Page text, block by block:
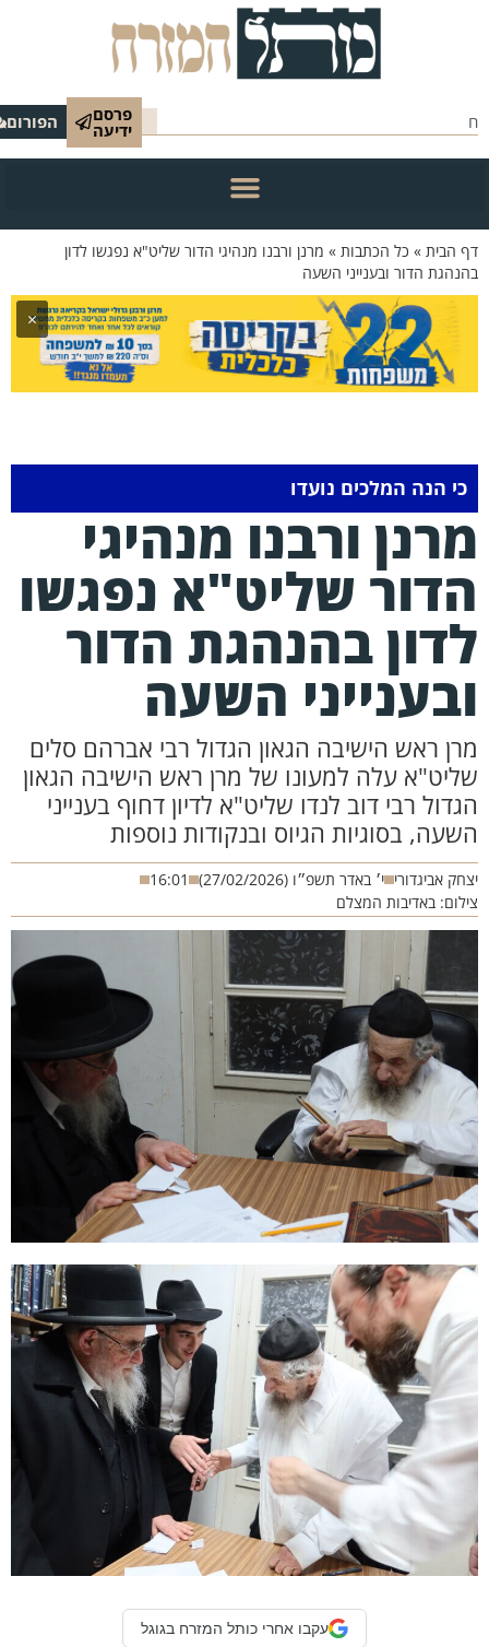
פרסם
ידיעה הפורום
הבית»כל הכתבות»מרנן ורבנו מנהיגי הדור שליט"א נפגשו לדון
הדור ובענייני השעה
×
כי הנה המלכים נועדו
ורבנו מנהיגי
שליט"א נפגשו
בהנהגת הדור
השעה
ראש הישיבה הגאון הגדול רבי אברהם סלים
עלה למעונו של מרן ראש הישיבה הגאון
רבי דוב לנדו שליט"א לדיון דחוף בענייני
בסוגיות הגיוס ובנקודות נוספות
אביגדורי י׳ באדר תשפ״ו (27/02/2026)
16:01
באדיבות המצלם
עקבו אחרי כותל המזרח בגוגל